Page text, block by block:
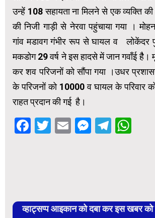
उन्हें 108 सहायता ना मिलने से एक व्यक्ति
की निजी गाड़ी से नेरवा पहुंचाया गया ।
गांव मडावग गंभीर रूप से घायल व लोकेंदर
मकडोग 29 वर्ष ने इस हादसे में जान गवाँई हैै।
कर शव परिजनों को सौंपा गया ।उधर
के परिजनों को ₹10000 व घायल के परिवार
राहत प्रदान की गई है।
Facebook
Twitter
Email
व्हाट्सप्प आइकान को दबा कर इस खबर